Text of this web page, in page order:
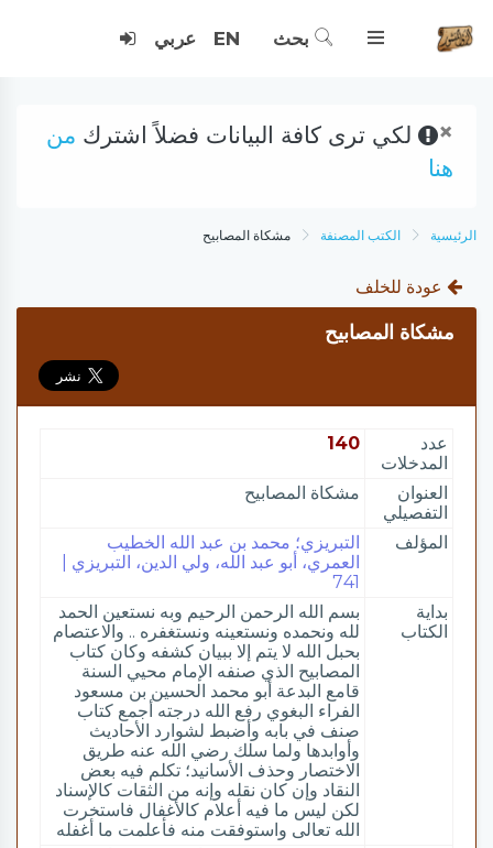
بحث EN عربي
× لكي ترى كافة البيانات فضلاً اشترك من
هنا
الرئيسية الكتب المصنفة مشكاة المصابيح
عودة للخلف
مشكاة المصابيح
عدد
المدخلات
140
العنوان
التفصيلي
مشكاة المصابيح
المؤلف
التبريزي؛ محمد بن عبد الله الخطيب
العمري، أبو عبد الله، ولي الدين، التبريزي |
741
بداية
الكتاب
بسم الله الرحمن الرحيم وبه نستعين الحمد
لله ونحمده ونستعينه ونستغفره .. والاعتصام
بحبل الله لا يتم إلا ببيان كشفه وكان كتاب
المصابيح الذي صنفه الإمام محيي السنة
قامع البدعة أبو محمد الحسين بن مسعود
الفراء البغوي رفع الله درجته أجمع كتاب
صنف في بابه وأضبط لشوارد الأحاديث
وأوابدها ولما سلك رضي الله عنه طريق
الاختصار وحذف الأسانيد؛ تكلم فيه بعض
النقاد وإن كان نقله وإنه من الثقات كالإسناد
لكن ليس ما فيه أعلام كالأغفال فاستخرت
الله تعالى واستوفقت منه فأعلمت ما أغفله